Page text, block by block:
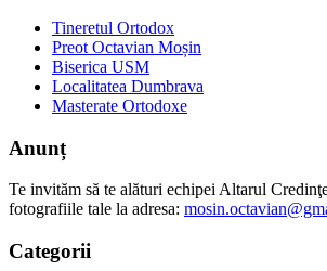
Tineretul Ortodox
Preot Octavian Moșin
Biserica USM
Localitatea Dumbrava
Masterate Ortodoxe
Anunț
Te invităm să te alături echipei Altarul
fotografiile tale la adresa:
Categorii